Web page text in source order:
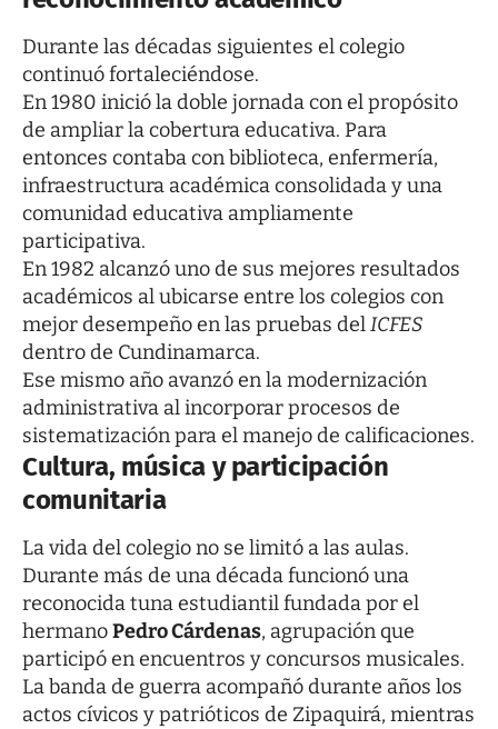
Durante las décadas siguientes el colegio
continuó fortaleciéndose.
En 1980 inició la doble jornada con el propósito
de ampliar la cobertura educativa. Para
entonces contaba con biblioteca, enfermería,
infraestructura académica consolidada y una
comunidad educativa ampliamente
participativa.
En 1982 alcanzó uno de sus mejores resultados
académicos al ubicarse entre los colegios con
mejor desempeño en las pruebas delICFES
dentro de Cundinamarca.
Ese mismo año avanzó en la modernización
administrativa al incorporar procesos de
sistematización para el manejo de calificaciones.
Cultura, música y participación
comunitaria
La vida del colegio no se limitó a las aulas.
Durante más de una década funcionó una
reconocida tuna estudiantil fundada por el
hermanoPedro Cárdenas, agrupación que
participó en encuentros y concursos musicales.
La banda de guerra acompañó durante años los
actos cívicos y patrióticos de Zipaquirá, mientras